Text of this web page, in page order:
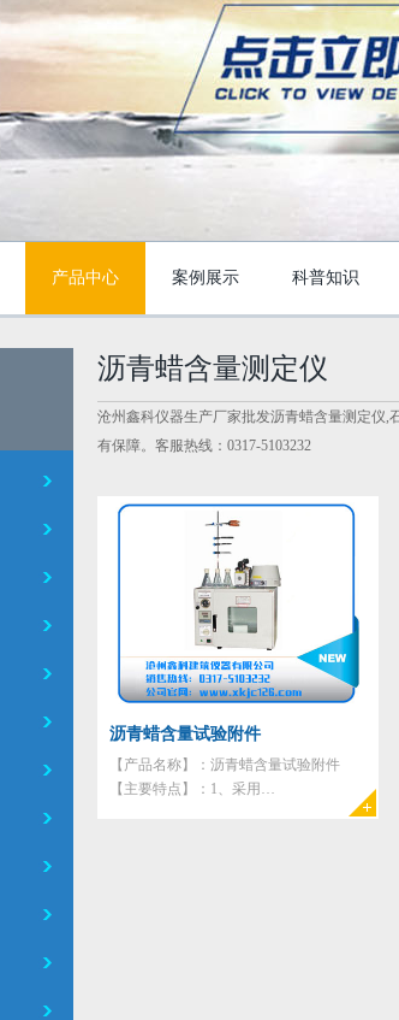
产品中心 案例展示 科普知识
沥青蜡含量测定仪
沧州鑫科仪器生产厂家批发沥青蜡含量测定仪,
有保障。客服热线：0317-5103232
沥青蜡含量试验附件
【产品名称】：沥青蜡含量试验附件
【主要特点】：1、采用…